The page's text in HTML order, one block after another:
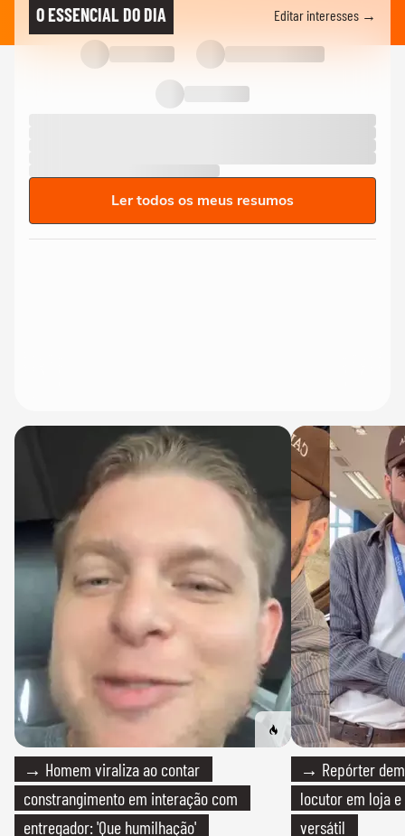
O ESSENCIAL DO DIA Editar interesses →
Ler todos os meus resumos
→ Homem viraliza ao contar
constrangimento em interação com
entregador: 'Que humilhação'
→ Repórter
locutor em loja
versátil